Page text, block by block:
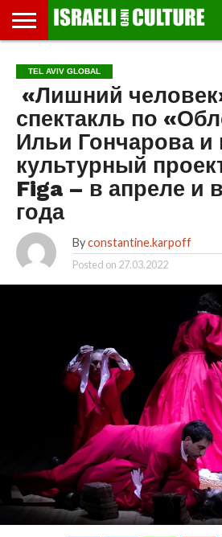
МУЗЕИ
СТРАНА
ФЕСТИВАЛЕЙ
ТЕАТР
КНИГИ.
ТЕКСТЫ
МУЗЫКА
РЕЛИГИЯ/
ИСТОРИЯ
ДВИЖЕНИЕ
ДЕТИ
ВЫХОДНОГО
ДНЯ
МАРШРУТЫ
ПРОГУЛЬЩИКА
ВИДЕО-
РЕЧИ
ВПЕЧАТЛЕНИЯ
ВСТРЕЧИ
И
ЛЕКЦИИ
ИНТЕРВЬЮ
КИНО
TEL
AVIV
GLOBAL
TEL AVIV GLOBAL
«Лишний
спектакль по
Ильи Гончарова
культурный
Figa – в апреле и
года
By constantine.karpoff
Posted on 27.03.2022